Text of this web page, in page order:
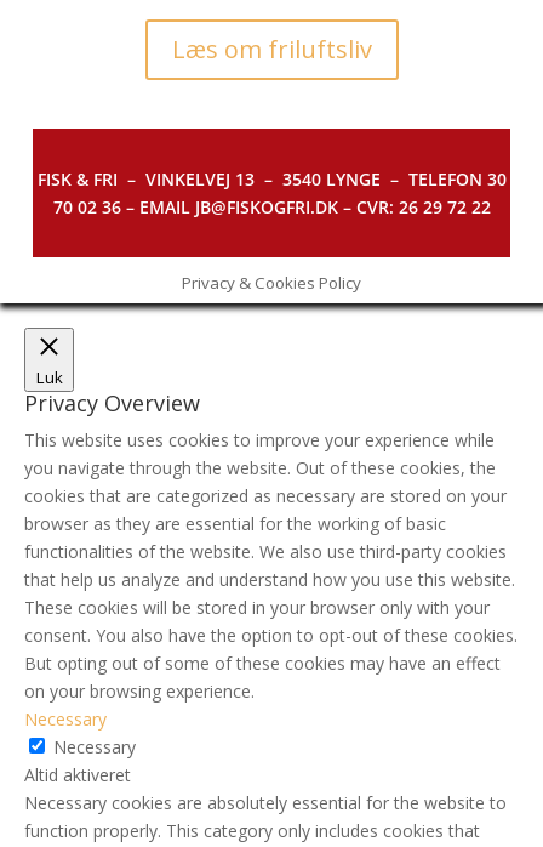
Læs om friluftsliv
FISK & FRI – VINKELVEJ 13 – 3540 LYNGE – TELEFON 30
70 02 36 – EMAIL JB@FISKOGFRI.DK – CVR: 26 29 72 22
Privacy & Cookies Policy
Luk
Privacy Overview
This website uses cookies to improve your experience while
you navigate through the website. Out of these cookies, the
cookies that are categorized as necessary are stored on your
browser as they are essential for the working of basic
functionalities of the website. We also use third-party cookies
that help us analyze and understand how you use this website.
These cookies will be stored in your browser only with your
consent. You also have the option to opt-out of these cookies.
But opting out of some of these cookies may have an effect
on your browsing experience.
Necessary
Necessary
Altid aktiveret
Necessary cookies are absolutely essential for the website to
function properly. This category only includes cookies that